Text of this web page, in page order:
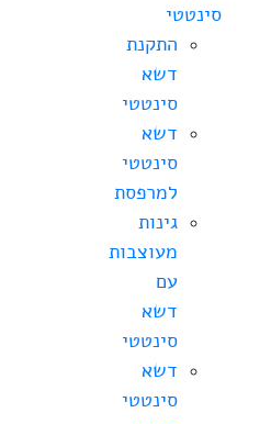
סינטטי
התקנת
דשא
סינטטי
דשא
סינטטי
למרפסת
גינות
מעוצבות
עם
דשא
סינטטי
דשא
סינטטי